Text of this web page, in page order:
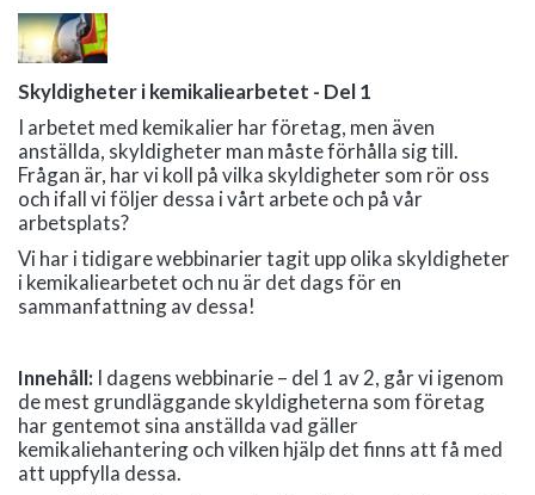
Skyldigheter i kemikaliearbetet - Del 1
I arbetet med kemikalier har företag, men även
anställda, skyldigheter man måste förhålla sig till.
Frågan är, har vi koll på vilka skyldigheter som rör oss
och ifall vi följer dessa i vårt arbete och på vår
arbetsplats?
Vi har i tidigare webbinarier tagit upp olika skyldigheter
i kemikaliearbetet och nu är det dags för en
sammanfattning av dessa!
Innehåll: I dagens webbinarie – del 1 av 2, går vi igenom
de mest grundläggande skyldigheterna som företag
har gentemot sina anställda vad gäller
kemikaliehantering och vilken hjälp det finns att få med
att uppfylla dessa.